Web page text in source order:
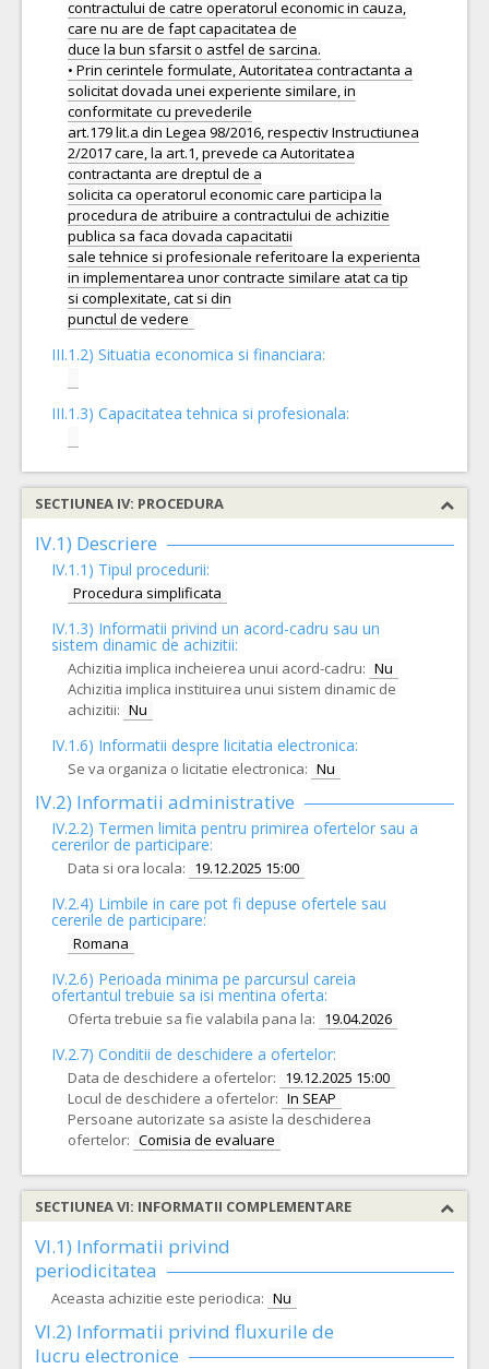
contractului de catre operatorul economic in cauza,
care nu are de fapt capacitatea de
duce la bun sfarsit o astfel de sarcina.
• Prin cerintele formulate, Autoritatea contractanta a
solicitat dovada unei experiente similare, in
conformitate cu prevederile
art.179 lit.a din Legea 98/2016, respectiv Instructiunea
2/2017 care, la art.1, prevede ca Autoritatea
contractanta are dreptul de a
solicita ca operatorul economic care participa la
procedura de atribuire a contractului de achizitie
publica sa faca dovada capacitatii
sale tehnice si profesionale referitoare la experienta
in implementarea unor contracte similare atat ca tip
si complexitate, cat si din
III.1.2) Situatia economica si financiara:
III.1.3) Capacitatea tehnica si profesionala:
SECTIUNEA IV: PROCEDURA
IV.1) Descriere
IV.1.1) Tipul procedurii:
Procedura simplificata
IV.1.3) Informatii privind un acord-cadru sau un
sistem dinamic de achizitii:
Achizitia implica incheierea unui acord-cadru: Nu
Achizitia implica instituirea unui sistem dinamic de
achizitii: Nu
IV.1.6) Informatii despre licitatia electronica:
Se va organiza o licitatie electronica: Nu
IV.2) Informatii administrative
IV.2.2) Termen limita pentru primirea ofertelor sau a
cererilor de participare:
Data si ora locala: 19.12.2025 15:00
IV.2.4) Limbile in care pot fi depuse ofertele sau
cererile de participare:
Romana
IV.2.6) Perioada minima pe parcursul careia
ofertantul trebuie sa isi mentina oferta:
Oferta trebuie sa fie valabila pana la: 19.04.2026
IV.2.7) Conditii de deschidere a ofertelor:
Data de deschidere a ofertelor: 19.12.2025 15:00
Locul de deschidere a ofertelor: In SEAP
Persoane autorizate sa asiste la deschiderea
ofertelor: Comisia de evaluare
SECTIUNEA VI: INFORMATII COMPLEMENTARE
VI.1) Informatii privind
periodicitatea
Aceasta achizitie este periodica: Nu
VI.2) Informatii privind fluxurile de
lucru electronice